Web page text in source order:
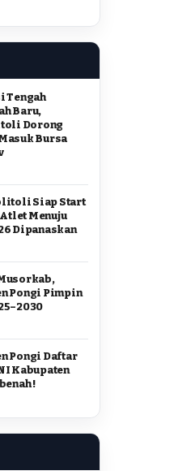
Tengah
Baru,
Dorong
Bursa
Siap Start
Atlet Menuju
Dipanaskan
Pongi Pimpin
Pongi Daftar
Kabupaten
!